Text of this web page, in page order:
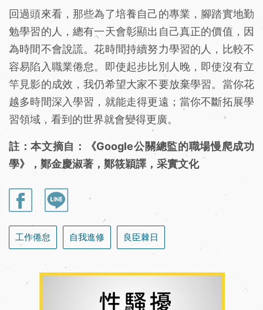
回過頭來看，那些為了培養自己的專業，腳踏實地勤
勉學習的人，總有一天會彰顯出自己真正的價值，因
為時間不會說謊。花時間持續努力學習的人，比較不
容易陷入職業倦怠。即使起步比別人晚，即使沒有立
竿見影的成效，我仍希望大家不要放棄學習。當你花
越多時間深入學習，就能走得更遠；當你不斷拓展學
習領域，看到的世界就會變得更廣。
註：本文摘自：《Google公關總監的職場慢爬成功
學》，鄭金慶淑著，鄭筱穎譯，采實文化
工作倦怠 自我進修 良臣棘日